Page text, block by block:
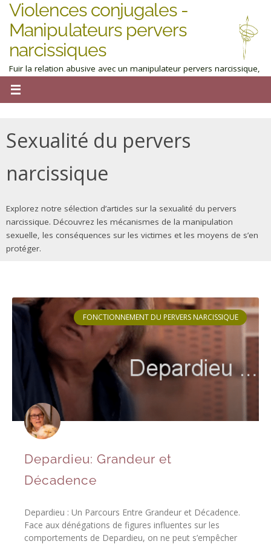
Violences conjugales -
Manipulateurs pervers
narcissiques
Fuir la relation abusive avec un manipulateur pervers narcissique,
Sexualité du pervers
narcissique
Explorez notre sélection d’articles sur la sexualité du pervers
narcissique. Découvrez les mécanismes de la manipulation
sexuelle, les conséquences sur les victimes et les moyens de s’en
protéger.
FONCTIONNEMENT DU PERVERS NARCISSIQUE
Depardieu: Grandeur et
Décadence
Depardieu : Un Parcours Entre Grandeur et Décadence.
Face aux dénégations de figures influentes sur les
comportements de Depardieu, on ne peut s’empêcher